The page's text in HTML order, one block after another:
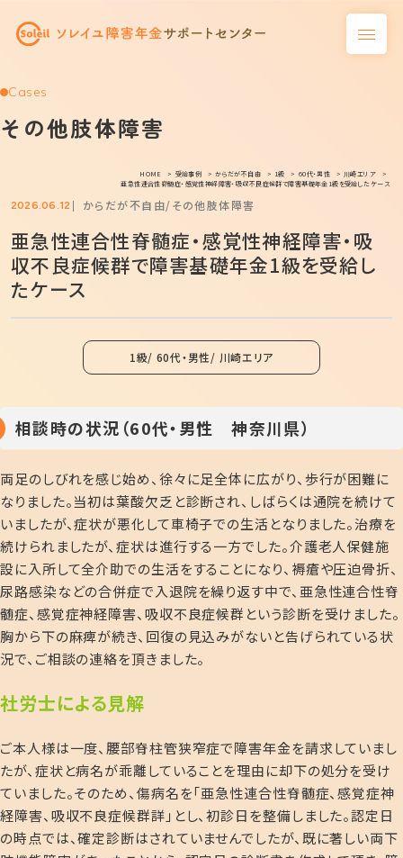
Cases
その他肢体障害
HOME 受給事例 からだが不自由 1級 60代・男性
川崎エリア
亜急性連合性脊髄症・感覚性神経障害・吸収不良症候群で障害基礎年金1級を受給したケース
2026.06.12 からだが不自由 その他肢体障害
亜急性連合性脊髄症・感覚性神経障害・吸
収不良症候群で障害基礎年金1級を受給し
たケース
1級 60代・男性 川崎エリア
相談時の状況（60代・男性 神奈川県）
両足のしびれを感じ始め、徐々に足全体に広がり、歩行が困難に
なりました。当初は葉酸欠乏と診断され、しばらくは通院を続けて
いましたが、症状が悪化して車椅子での生活となりました。治療を
続けられましたが、症状は進行する一方でした。介護老人保健施
設に入所して全介助での生活をすることになり、褥瘡や圧迫骨折、
尿路感染などの合併症で入退院を繰り返す中で、亜急性連合性脊
髄症、感覚症神経障害、吸収不良症候群という診断を受けました。
胸から下の麻痺が続き、回復の見込みがないと告げられている状
況で、ご相談の連絡を頂きました。
社労士による見解
ご本人様は一度、腰部脊柱管狭窄症で障害年金を請求していまし
たが、症状と病名が乖離していることを理由に却下の処分を受け
ていました。そのため、傷病名を「亜急性連合性脊髄症、感覚症神
経障害、吸収不良症候群詳」とし、初診日を整備しました。認定日
の時点では、確定診断はされていませんでしたが、既に著しい両下